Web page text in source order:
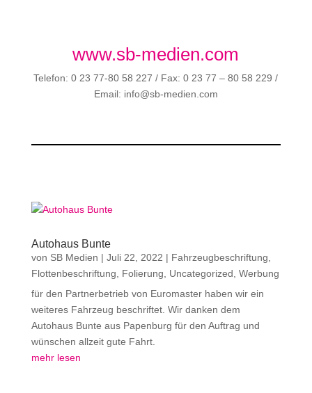
www.sb-medien.com
Telefon: 0 23 77-80 58 227 / Fax: 0 23 77 – 80 58 229 /
Email: info@sb-medien.com
Autohaus Bunte
von SB Medien | Juli 22, 2022 | Fahrzeugbeschriftung
Flottenbeschriftung
Folierung Uncategorized Werbung
für den Partnerbetrieb von Euromaster haben wir ein
weiteres Fahrzeug beschriftet. Wir danken dem
Autohaus Bunte aus Papenburg für den Auftrag und
wünschen allzeit gute Fahrt.
mehr lesen